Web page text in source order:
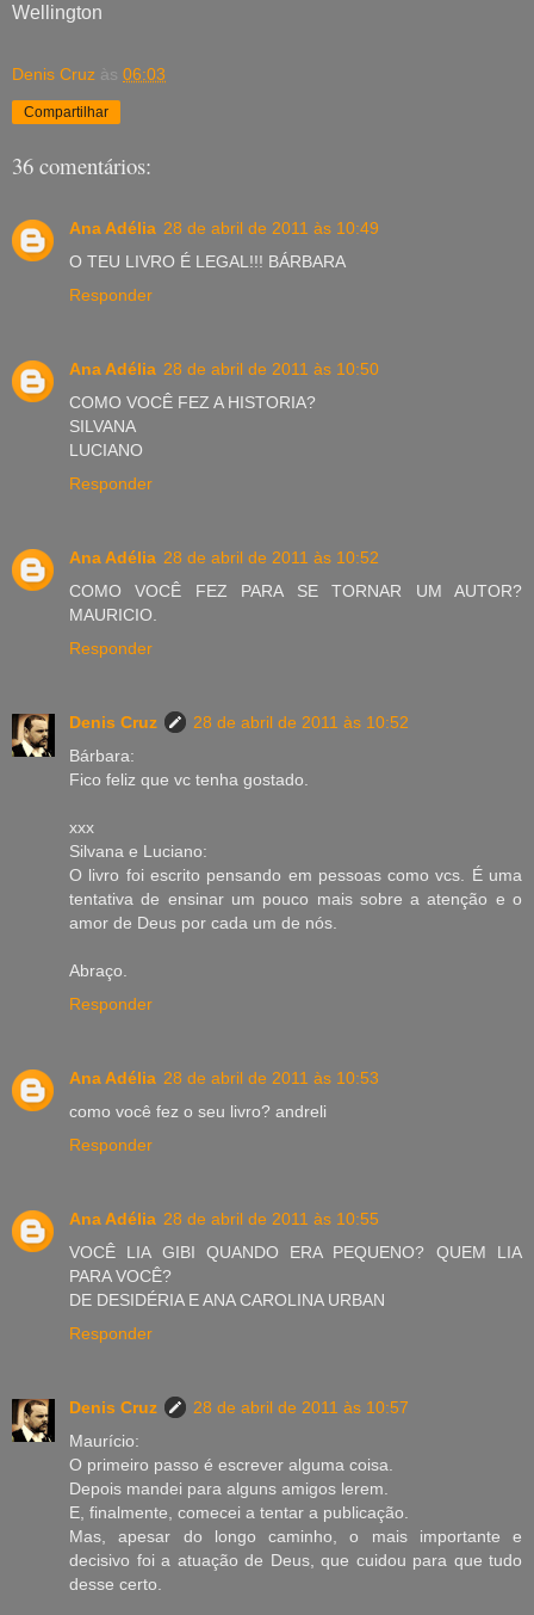
Wellington
Denis Cruz às 06:03
Compartilhar
36 comentários:
Ana Adélia 28 de abril de 2011 às 10:49
O TEU LIVRO É LEGAL!!! BÁRBARA
Responder
Ana Adélia 28 de abril de 2011 às 10:50
COMO VOCÊ FEZ A HISTORIA?
SILVANA
LUCIANO
Responder
Ana Adélia 28 de abril de 2011 às 10:52
COMO VOCÊ FEZ PARA SE TORNAR UM AUTOR?
MAURICIO.
Responder
Denis Cruz
28 de abril de 2011 às 10:52
Bárbara:
Fico feliz que vc tenha gostado.
xxx
Silvana e Luciano:
O livro foi escrito pensando em pessoas como vcs. É uma
tentativa de ensinar um pouco mais sobre a atenção e o
amor de Deus por cada um de nós.
Abraço.
Responder
Ana Adélia 28 de abril de 2011 às 10:53
como você fez o seu livro? andreli
Responder
Ana Adélia 28 de abril de 2011 às 10:55
VOCÊ LIA GIBI QUANDO ERA PEQUENO? QUEM LIA
PARA VOCÊ?
DE DESIDÉRIA E ANA CAROLINA URBAN
Responder
Denis Cruz
28 de abril de 2011 às 10:57
Maurício:
O primeiro passo é escrever alguma coisa.
Depois mandei para alguns amigos lerem.
E, finalmente, comecei a tentar a publicação.
Mas, apesar do longo caminho, o mais importante e
decisivo foi a atuação de Deus, que cuidou para que tudo
desse certo.